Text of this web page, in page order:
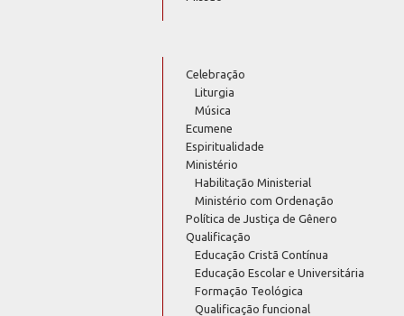
Celebração
Liturgia
Música
Ecumene
Espiritualidade
Ministério
Habilitação Ministerial
Ministério com Ordenação
Política de Justiça de Gênero
Qualificação
Educação Cristã Contínua
Educação Escolar e Universitária
Formação Teológica
Qualificação funcional